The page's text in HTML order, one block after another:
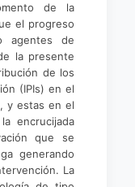
de la
el progreso
agentes de
la presente
de los
(IPIs) en el
y estas en el
encrucijada
que se
generando
La